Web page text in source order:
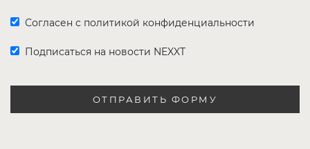
Согласен с политикой конфиденциальности
Подписаться на новости NEXXT
ОТПРАВИТЬ ФОРМУ